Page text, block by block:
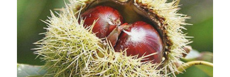
Les
options
peuvent
être
choisies
sur
la